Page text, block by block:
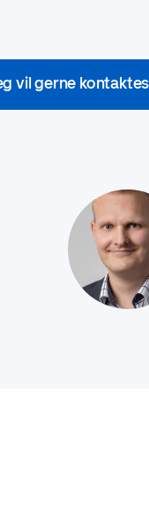
vil gerne kontaktes